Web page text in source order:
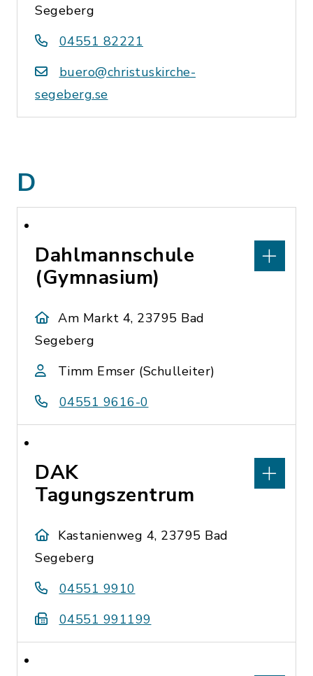
Segeberg
04551 82221
buero@christuskirche-
segeberg.se
D
Dahlmannschule
(Gymnasium)
Am Markt 4, 23795 Bad
Segeberg
Timm Emser (Schulleiter)
04551 9616-0
DAK
Tagungszentrum
Kastanienweg 4, 23795 Bad
Segeberg
04551 9910
04551 991199